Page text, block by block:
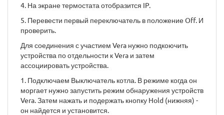
4. На экране термостата отобразится IP.
5. Перевести первый переключатель в положение Off. И
проверить.
Для соединения с участием Vera нужно подкоючить
устройства по отдельности к Vera и затем
ассоциировать устройства.
1. Подключаем Выключатель котла. В режиме когда он
моргает нужно запустить режим обнаружения устройств
Vera. Затем нажать и подержать кнопку Hold (нижняя) -
он найдется и установится.